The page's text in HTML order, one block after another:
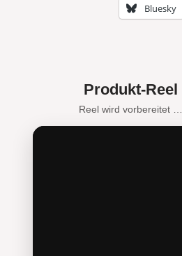
Bluesky
Produkt-Reel
Reel wird vorbereitet …